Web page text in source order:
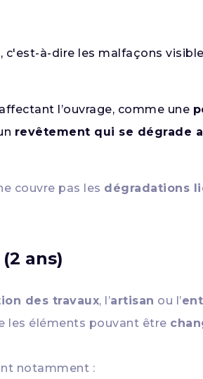
, c'est-à-dire les malfaçons
affectant l’ouvrage, comme une
revêtement qui se dégrade
couvre pas les dégradations
ans)
des travaux, l’artisan ou l’
les éléments pouvant être
notamment :